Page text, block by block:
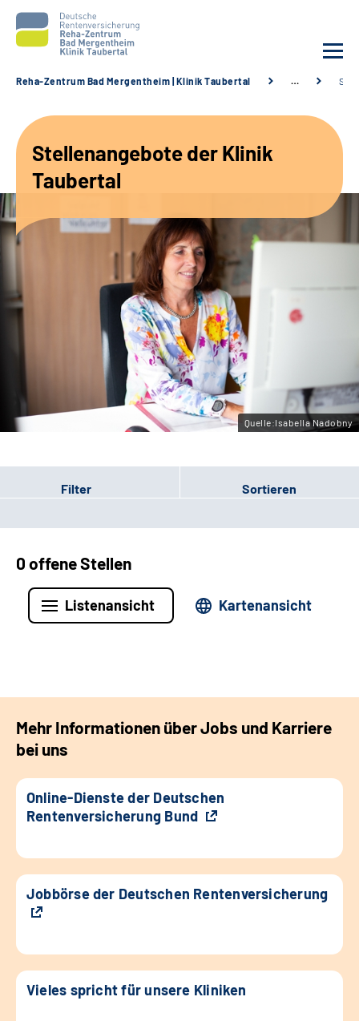
Unsere Angebote
Karriere
Sozialdienste & Zuweisende
Leichte Sprache
Gebärdensprache
Reha-Zentrum Bad Mergentheim | Klinik Taubertal …
Stellenangebote der Klinik
Taubertal
Quelle:Isabella Nadobny
Filter Sortieren
0 offene Stellen
Listenansicht Kartenansicht
Mehr Informationen über Jobs und Karriere
bei uns
Online-Dienste der Deutschen
Rentenversicherung Bund
Jobbörse der Deutschen Rentenversicherung
Vieles spricht für unsere Kliniken